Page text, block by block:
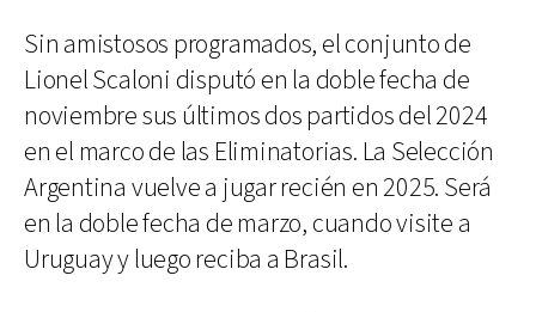
Sin amistosos programados, el conjunto de
Lionel Scaloni disputó en la doble fecha de
noviembre sus últimos dos partidos del 2024
en el marco de las Eliminatorias. La Selección
Argentina vuelve a jugar recién en 2025. Será
en la doble fecha de marzo, cuando visite a
Uruguay y luego reciba a Brasil.